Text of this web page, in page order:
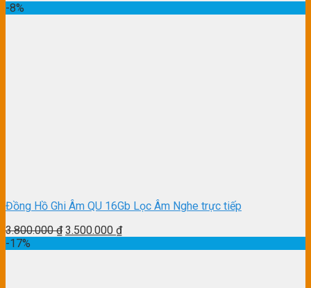
-8%
Đồng Hồ Ghi Âm QU 16Gb Lọc Âm Nghe trực tiếp
3.800.000₫ 3.500.000 ₫
-17%